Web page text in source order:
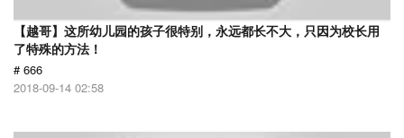
【越哥】这所幼儿园的孩子很特别，永远都长不大，只因为校长用
了特殊的方法！
# 666
2018-09-14 02:58